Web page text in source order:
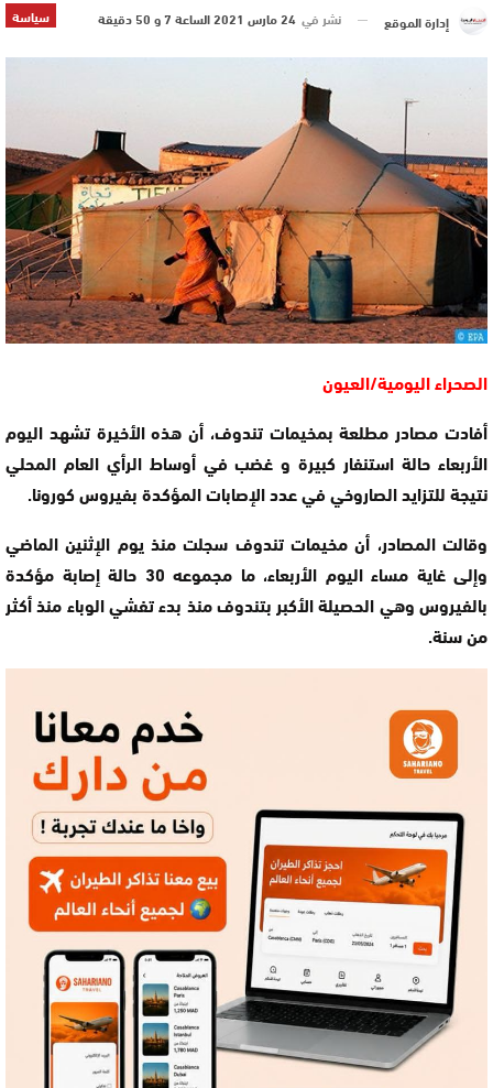
سياسة إدارة الموقع نشر في 24 مارس 2021 الساعة 7 و 50 دقيقة
الصحراء اليومية/العيون
أفادت مصادر مطلعة بمخيمات تندوف، أن هذه الأخيرة تشهد اليوم
الأربعاء حالة استنفار كبيرة و غضب في أوساط الرأي العام المحلي
نتيجة للتزايد الصاروخي في عدد الإصابات المؤكدة بفيروس كورونا.
وقالت المصادر، أن مخيمات تندوف سجلت منذ يوم الإثنين الماضي
وإلى غاية مساء اليوم الأربعاء، ما مجموعه 30 حالة إصابة مؤكدة
بالفيروس وهي الحصيلة الأكبر بتندوف منذ بدء تفشي الوباء منذ أكثر
من سنة.